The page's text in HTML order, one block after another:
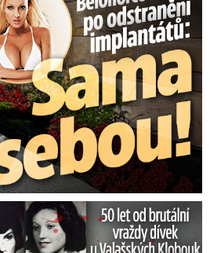
Těla dívek vrah ukryl na skládce